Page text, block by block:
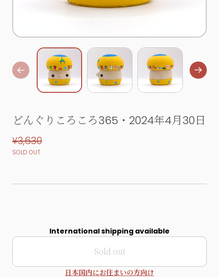
どんぐりころころ365・2024年4月30日
¥3,630
SOLD OUT
International shipping available
Sold out
日本国内にお住まいの方向け